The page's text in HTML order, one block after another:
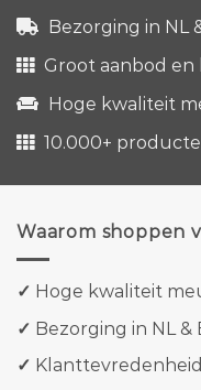
Bezorging in NL
Groot aanbod en
Hoge kwaliteit
10.000+
Waarom shoppen
✓ Hoge kwaliteit
✓ Bezorging in NL &
✓